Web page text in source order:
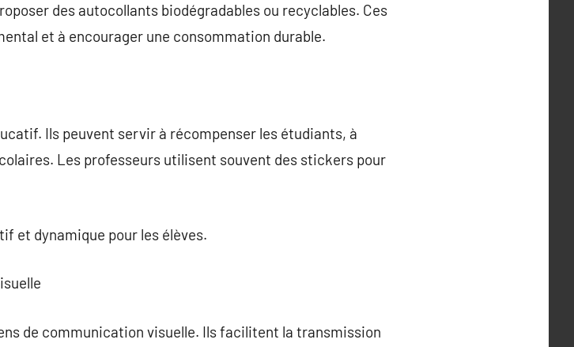
des autocollants biodégradables ou recyclables. Ces
et à encourager une consommation durable.
Ils peuvent servir à récompenser les étudiants, à
Les professeurs utilisent souvent des stickers pour
et dynamique pour les élèves.
de communication visuelle. Ils facilitent la transmission